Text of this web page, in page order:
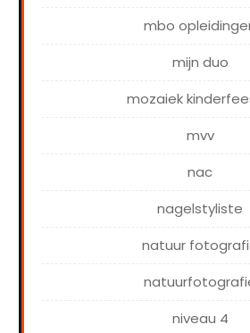
mbo
mijn duo
mozaiek
mvv
nac
nagelstyliste
natuur
niveau 4